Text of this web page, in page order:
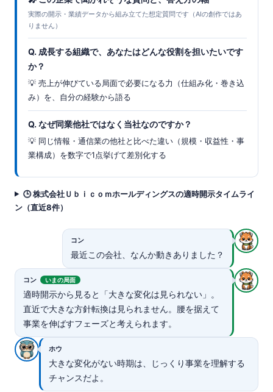
実際の開示・業績データから組み立てた想定質問です（AIの創作ではあ
りません）
Q. 成長する組織で、あなたはどんな役割を担いたいです
か？
💡 売上が伸びている局面で必要になる力（仕組み化・巻き込
み）を、自分の経験から語る
Q. なぜ同業他社ではなく当社なのですか？
💡 同じ情報・通信業の他社と比べた違い（規模・収益性・事
業構成）を数字で1点挙げて差別化する
🕒 株式会社Ｕｂｉｃｏｍホールディングスの適時開示タイムライ
ン（直近8件）
コン
最近この会社、なんか動きありました？
コン いまの局面
適時開示から見ると「大きな変化は見られない」。
直近で大きな方針転換は見られません。腰を据えて
事業を伸ばすフェーズと考えられます。
ホウ
大きな変化がない時期は、じっくり事業を理解する
チャンスだよ。